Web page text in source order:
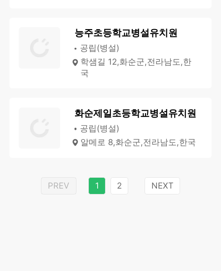
능주초등학교병설유치원
공립(병설)
학샘길 12,화순군,전라남도,한
국
화순제일초등학교병설유치원
공립(병설)
알메로 8,화순군,전라남도,한국
PREV 1 2 NEXT